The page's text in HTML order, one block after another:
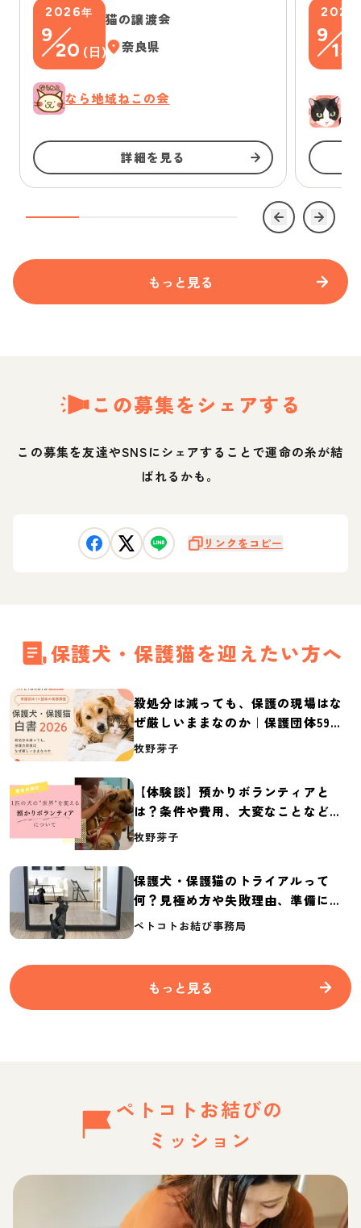
2026年
9
20 ( 日)
猫の譲渡会
奈良県
なら地域ねこの会
詳細を見る
2026
9
13
ゆ
もっと見る
この募集をシェアする
この募集を友達やSNSにシェアすることで運命の糸が結
ばれるかも。
リンクをコピー
保護犬・保護猫を迎えたい方へ
殺処分は減っても、保護の現場はな
ぜ厳しいままなのか｜保護団体59団
体の実態調査【保護犬・保護猫白書
牧野芽子
【体験談】預かりボランティアと
は？条件や費用、大変なことなど紹
介
牧野芽子
保護犬・保護猫のトライアルって
何？見極め方や失敗理由、準備に必
要なものを紹介
ペトコトお結び事務局
もっと見る
ペトコトお結びの
ミッション